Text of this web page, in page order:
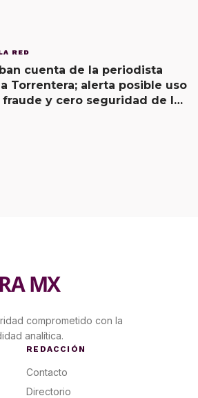
RED
cuenta de la periodista
Torrentera; alerta posible uso
fraude y cero seguridad de la
MX
comprometido con la
analítica.
REDACCIÓN
Contacto
Directorio